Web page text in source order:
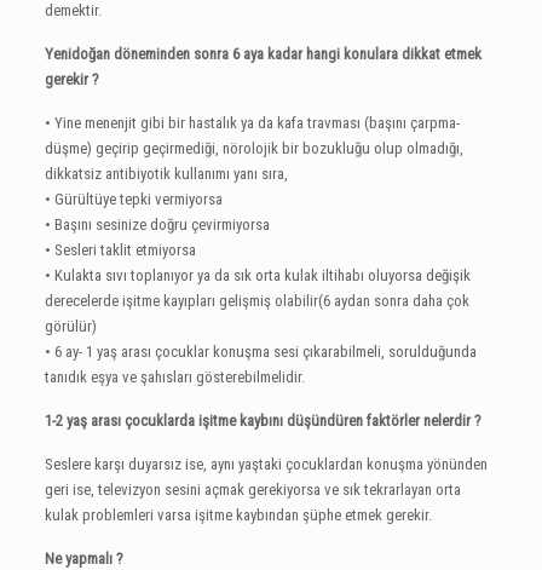
demektir.
Yenidoğan döneminden sonra 6 aya kadar hangi konulara dikkat etmek
gerekir ?
• Yine menenjit gibi bir hastalık ya da kafa travması (başını çarpma-
düşme) geçirip geçirmediği, nörolojik bir bozukluğu olup olmadığı,
dikkatsiz antibiyotik kullanımı yanı sıra,
• Gürültüye tepki vermiyorsa
• Başını sesinize doğru çevirmiyorsa
• Sesleri taklit etmiyorsa
• Kulakta sıvı toplanıyor ya da sık orta kulak iltihabı oluyorsa değişik
derecelerde işitme kayıpları gelişmiş olabilir(6 aydan sonra daha çok
görülür)
• 6 ay- 1 yaş arası çocuklar konuşma sesi çıkarabilmeli, sorulduğunda
tanıdık eşya ve şahısları gösterebilmelidir.
1-2 yaş arası çocuklarda işitme kaybını düşündüren faktörler nelerdir ?
Seslere karşı duyarsız ise, aynı yaştaki çocuklardan konuşma yönünden
geri ise, televizyon sesini açmak gerekiyorsa ve sık tekrarlayan orta
kulak problemleri varsa işitme kaybından şüphe etmek gerekir.
Ne yapmalı ?